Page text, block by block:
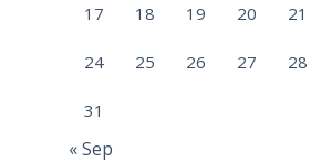
17 18 19 20 21
24 25 26 27 28
31
« Sep